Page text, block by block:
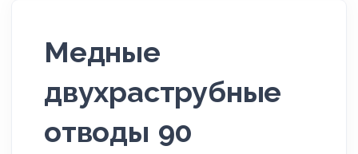
Медные
двухраструбные
отводы 90